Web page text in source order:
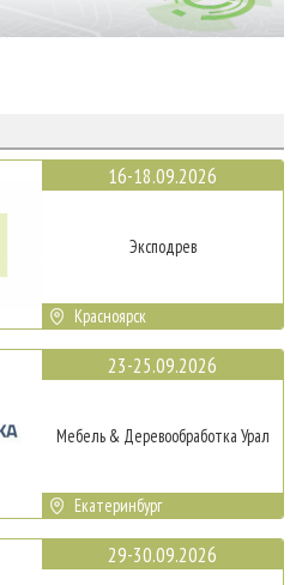
16-18.09.2026
Эксподрев
Красноярск
23-25.09.2026
Мебель & Деревообработка Урал
Екатеринбург
29-30.09.2026